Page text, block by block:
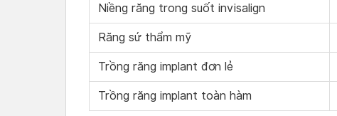
Niềng răng trong suốt invisalign
Răng sứ thẩm mỹ
Trồng răng implant đơn lẻ
Trồng răng implant toàn hàm